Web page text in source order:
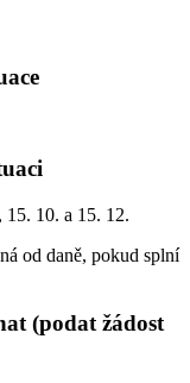
10. a 15. 12.
od daně, pokud splní
(podat žádost